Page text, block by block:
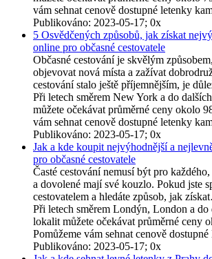
vám sehnat cenově dostupné letenky
Publikováno: 2023-05-17; 0x
5 Osvědčených způsobů, jak získat
online pro občasné cestovatele
Občasné cestování je skvělým
objevovat nová místa a zažívat
cestování stalo ještě příjemnějším, je
Při letech směrem New York a do
můžete očekávat průměrné ceny okolo
vám sehnat cenově dostupné letenky
Publikováno: 2023-05-17; 0x
Jak a kde koupit nejvýhodnější a
pro občasné cestovatele
Časté cestování nemusí být pro
a dovolené mají své kouzlo. Pokud jste
cestovatelem a hledáte způsob, jak
Při letech směrem Londýn, London a do
lokalit můžete očekávat průměrné ceny
Pomůžeme vám sehnat cenově
Publikováno: 2023-05-17; 0x